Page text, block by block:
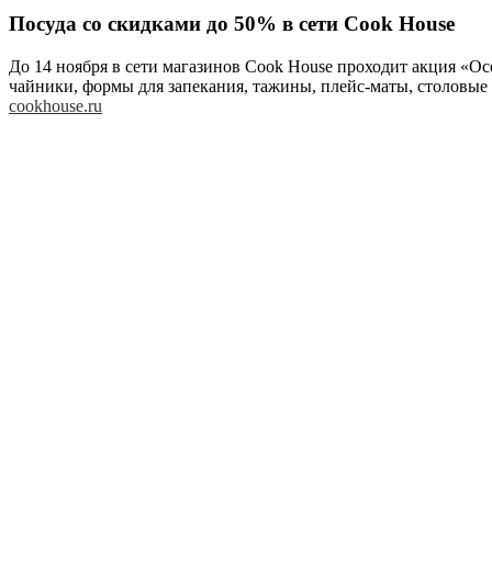
Посуда со скидками до 50% в сети Cook House
До 14 ноября в сети магазинов Cook House проходит акция
чайники, формы для запекания, тажины, плейс-маты,
cookhouse.ru